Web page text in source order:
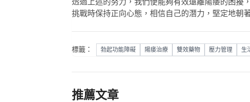
透過上述的努力，我們便能夠有效遠離陽痿的困擾
挑戰時保持正向心態，相信自己的潛力，堅定地朝
標籤： 勃起功能障礙 陽痿治療 雙效藥物 壓力管理 生
推薦文章